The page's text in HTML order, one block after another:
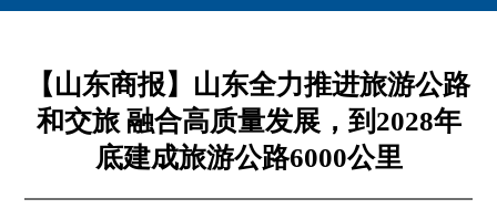
【山东商报】山东全力推进旅游公路
和交旅 融合高质量发展，到2028年
底建成旅游公路6000公里